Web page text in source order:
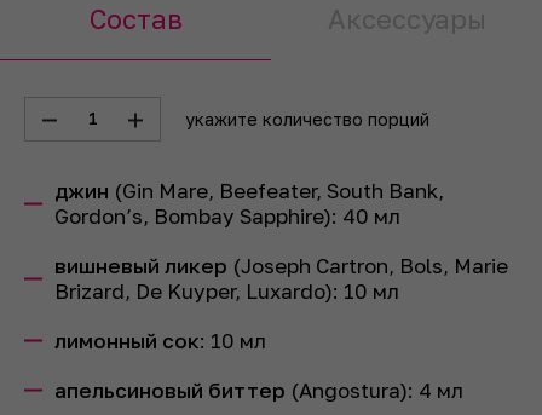
Состав Аксессуары
1 укажите количество порций
джин (Gin Mare, Beefeater, South Bank,
Gordon’s, Bombay Sapphire): 40 мл
вишневый ликер (Joseph Cartron, Bols, Marie
Brizard, De Kuyper, Luxardo): 10 мл
лимонный сок: 10 мл
апельсиновый биттер (Angostura): 4 мл